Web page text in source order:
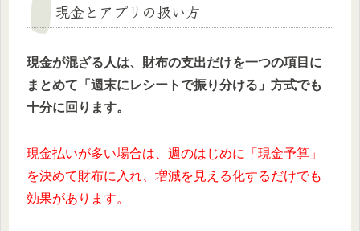
現金とアプリの扱い方
現金が混ざる人は、財布の支出だけを一つの項目に
まとめて「週末にレシートで振り分ける」方式でも
十分に回ります。
現金払いが多い場合は、週のはじめに「現金予算」
を決めて財布に入れ、増減を見える化するだけでも
効果があります。